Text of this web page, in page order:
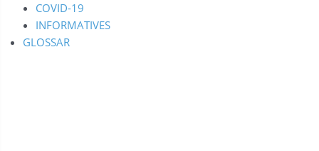
COVID-19
INFORMATIVES
GLOSSAR